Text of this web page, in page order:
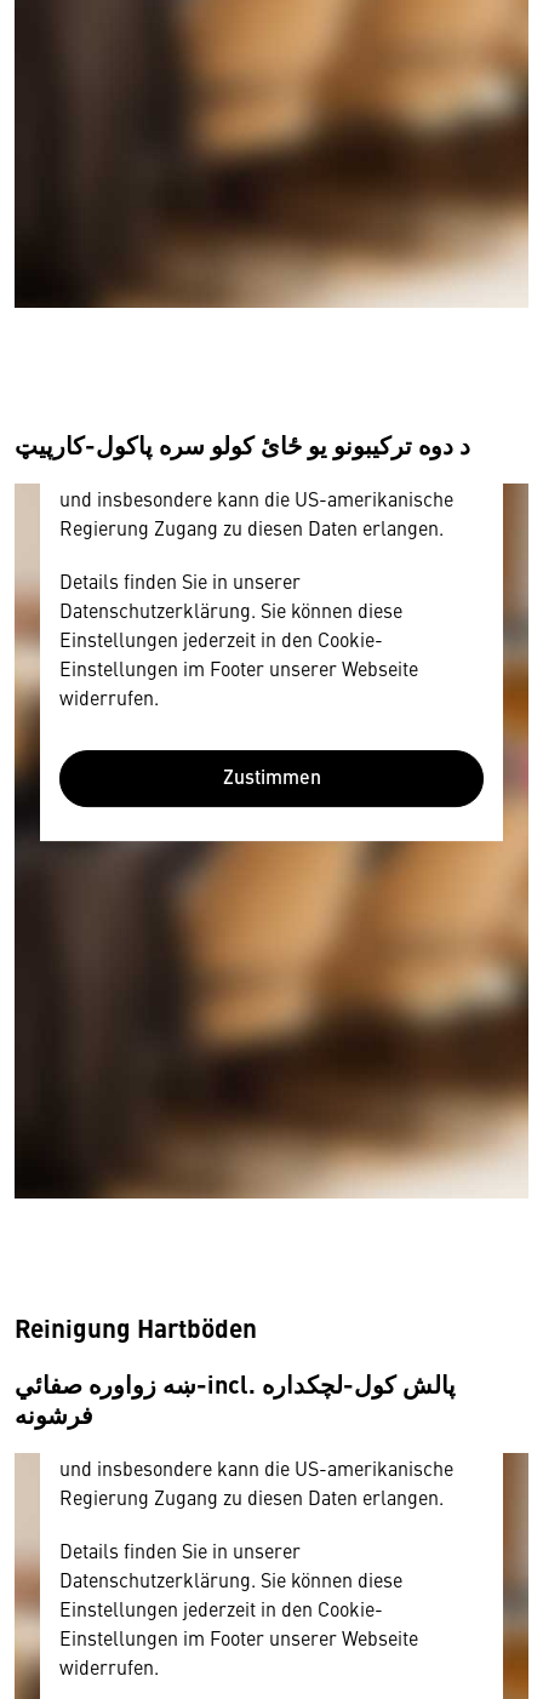
د دوه ترکیبونو يو ځائ کولو سره پاکول-کارپیټ
Wir benötigen Ihre Zustimmung
Hier würden wir Ihnen gerne einen externen
Inhalt anzeigen. Dafür benötigen wir allerdings
Diese Daten unterliegen keinem dem EU-
Datenschutzrecht angemessenen Schutzniveau
und insbesondere kann die US-amerikanische
Regierung Zugang zu diesen Daten erlangen.
Details finden Sie in unserer
Datenschutzerklärung. Sie können diese
Einstellungen jederzeit in den Cookie-
Einstellungen im Footer unserer Webseite
widerrufen.
Zustimmen
Reinigung Hartböden
ښه زواوره صفائي-incl. پالش کول-لچکداره
فرشونه
Wir benötigen Ihre Zustimmung
personenbezogene technische Daten zu Geräten
und Nutzerverhalten mitunter mit US-
amerikanischen Anbietern austauscht.
Diese Daten unterliegen keinem dem EU-
Datenschutzrecht angemessenen Schutzniveau
und insbesondere kann die US-amerikanische
Regierung Zugang zu diesen Daten erlangen.
Details finden Sie in unserer
Datenschutzerklärung. Sie können diese
Einstellungen jederzeit in den Cookie-
Einstellungen im Footer unserer Webseite
widerrufen.